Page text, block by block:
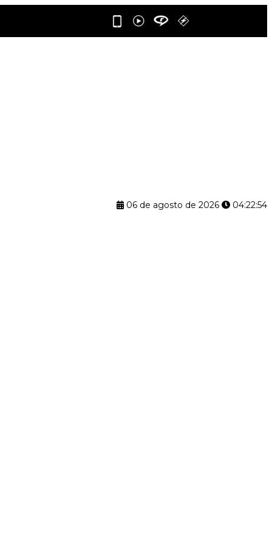
06 de agosto de 2026 04:22:55